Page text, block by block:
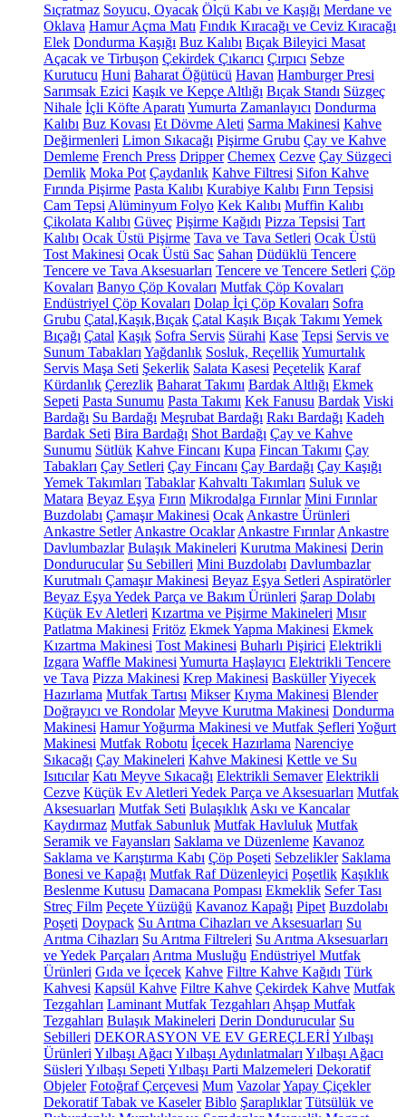
Sıçratmaz Soyucu, Oyacak Ölçü Kabı ve Kaşığı Merdane ve
Oklava Hamur Açma Matı Fındık Kıracağı ve Ceviz Kıracağı
Elek Dondurma Kaşığı Buz Kalıbı Bıçak Bileyici Masat
Açacak ve Tirbuşon Çekirdek Çıkarıcı Çırpıcı Sebze
Kurutucu Huni Baharat Öğütücü Havan Hamburger Presi
Sarımsak Ezici Kaşık ve Kepçe Altlığı Bıçak Standı Süzgeç
Nihale İçli Köfte Aparatı Yumurta Zamanlayıcı Dondurma
Kalıbı Buz Kovası Et Dövme Aleti Sarma Makinesi Kahve
Değirmenleri Limon Sıkacağı Pişirme Grubu Çay ve Kahve
Demleme French Press Dripper Chemex Cezve Çay Süzgeci
Demlik Moka Pot Çaydanlık Kahve Filtresi Sifon Kahve
Fırında Pişirme Pasta Kalıbı Kurabiye Kalıbı Fırın Tepsisi
Cam Tepsi Alüminyum Folyo Kek Kalıbı Muffin Kalıbı
Çikolata Kalıbı Güveç Pişirme Kağıdı Pizza Tepsisi Tart
Kalıbı Ocak Üstü Pişirme Tava ve Tava Setleri Ocak Üstü
Tost Makinesi Ocak Üstü Sac Sahan Düdüklü Tencere
Tencere ve Tava Aksesuarları Tencere ve Tencere Setleri Çöp
Kovaları Banyo Çöp Kovaları Mutfak Çöp Kovaları
Endüstriyel Çöp Kovaları Dolap İçi Çöp Kovaları Sofra
Grubu Çatal,Kaşık,Bıçak Çatal Kaşık Bıçak Takımı Yemek
Bıçağı Çatal Kaşık Sofra Servis Sürahi Kase Tepsi Servis ve
Sunum Tabakları Yağdanlık Sosluk, ReçellikYumurtalık
Servis Maşa Seti Şekerlik Salata Kasesi Peçetelik Karaf
Kürdanlık Çerezlik Baharat Takımı Bardak Altlığı Ekmek
Sepeti Pasta Sunumu Pasta Takımı Kek Fanusu Bardak Viski
Bardağı Su Bardağı Meşrubat Bardağı Rakı Bardağı Kadeh
Bardak Seti Bira Bardağı Shot Bardağı Çay ve Kahve
Sunumu Sütlük Kahve Fincanı Kupa Fincan Takımı Çay
Tabakları Çay Setleri Çay Fincanı Çay Bardağı Çay Kaşığı
Yemek Takımları Tabaklar Kahvaltı Takımları Suluk ve
Matara Beyaz Eşya Fırın Mikrodalga Fırınlar Mini Fırınlar
Buzdolabı Çamaşır Makinesi Ocak Ankastre Ürünleri
Ankastre Setler Ankastre Ocaklar Ankastre Fırınlar Ankastre
Davlumbazlar Bulaşık Makineleri Kurutma Makinesi Derin
Dondurucular Su Sebilleri Mini Buzdolabı Davlumbazlar
Kurutmalı Çamaşır Makinesi Beyaz Eşya Setleri Aspiratörler
Beyaz Eşya Yedek Parça ve Bakım Ürünleri Şarap Dolabı
Küçük Ev Aletleri Kızartma ve Pişirme Makineleri Mısır
Patlatma Makinesi Fritöz Ekmek Yapma Makinesi Ekmek
Kızartma Makinesi Tost Makinesi Buharlı Pişirici Elektrikli
Izgara Waffle Makinesi Yumurta Haşlayıcı Elektrikli Tencere
ve Tava Pizza Makinesi Krep Makinesi BasküllerYiyecek
Hazırlama Mutfak Tartısı Mikser Kıyma Makinesi Blender
Doğrayıcı ve Rondolar Meyve Kurutma Makinesi Dondurma
Makinesi Hamur Yoğurma Makinesi ve Mutfak Şefleri Yoğurt
Makinesi Mutfak Robotu İçecek Hazırlama Narenciye
Sıkacağı Çay Makineleri Kahve Makinesi Kettle ve Su
Isıtıcılar Katı Meyve Sıkacağı Elektrikli Semaver Elektrikli
Cezve Küçük Ev Aletleri Yedek Parça ve Aksesuarları Mutfak
Aksesuarları Mutfak Seti Bulaşıklık Askı ve Kancalar
Kaydırmaz Mutfak Sabunluk Mutfak Havluluk Mutfak
Seramik ve Fayansları Saklama ve Düzenleme Kavanoz
Saklama ve Karıştırma Kabı Çöp Poşeti Sebzelikler Saklama
Bonesi ve Kapağı Mutfak Raf Düzenleyici Poşetlik Kaşıklık
Beslenme Kutusu Damacana Pompası Ekmeklik Sefer Tası
Streç Film Peçete Yüzüğü Kavanoz Kapağı Pipet Buzdolabı
Poşeti Doypack Su Arıtma Cihazları ve Aksesuarları Su
Arıtma Cihazları Su Arıtma Filtreleri Su Arıtma Aksesuarları
ve Yedek Parçaları Arıtma Musluğu Endüstriyel Mutfak
Ürünleri Gıda ve İçecek Kahve Filtre Kahve Kağıdı Türk
Kahvesi Kapsül Kahve Filtre Kahve Çekirdek Kahve Mutfak
Tezgahları Laminant Mutfak Tezgahları Ahşap Mutfak
Tezgahları Bulaşık Makineleri Derin Dondurucular Su
Sebilleri DEKORASYON VE EV GEREÇLERİYılbaşı
Ürünleri Yılbaşı Ağacı Yılbaşı Aydınlatmaları Yılbaşı Ağacı
Süsleri Yılbaşı Sepeti Yılbaşı Parti Malzemeleri Dekoratif
Objeler Fotoğraf Çerçevesi Mum VazolarYapay Çiçekler
Dekoratif Tabak ve Kaseler Biblo Şaraplıklar Tütsülük ve